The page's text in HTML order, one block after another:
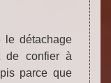
le détachage
de confier à
parce que